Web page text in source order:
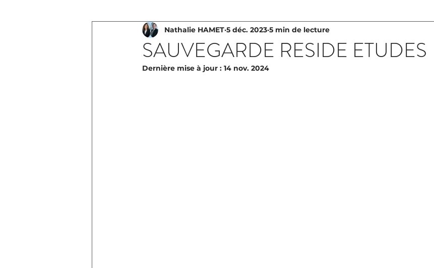
SAUVEGARDE RESIDE ETUDES
Nathalie HAMET 5 déc. 2023 5 min de lecture
Dernière mise à jour : 14 nov. 2024